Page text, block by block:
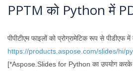
PPTM को Python में
पीपीटीएम फाइलों को प्रोग्रामेटिक रूप से
https://products.aspose.com/slides/hi/
[*Aspose.Slides for Python का उपयोग करके